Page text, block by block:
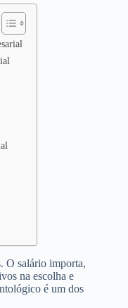
O salário importa,
na escolha e
é um dos